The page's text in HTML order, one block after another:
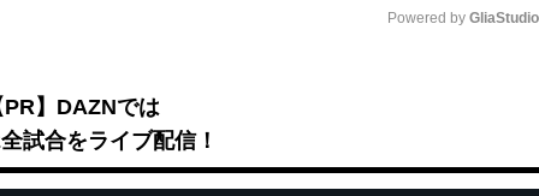
Powered by
PR】DAZNでは
試合をライブ配信！